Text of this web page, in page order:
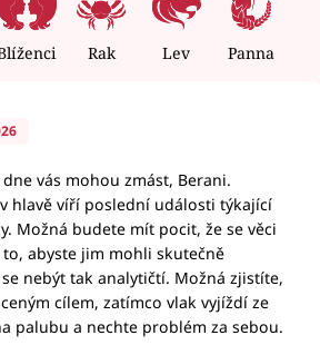
Rak Lev Panna
vás mohou zmást, Berani.
hlavě víří poslední události týkající
Možná budete mít pocit, že se věci
abyste jim mohli skutečně
nebýt tak analytičtí. Možná zjistíte,
cílem, zatímco vlak vyjíždí ze
palubu a nechte problém za sebou.